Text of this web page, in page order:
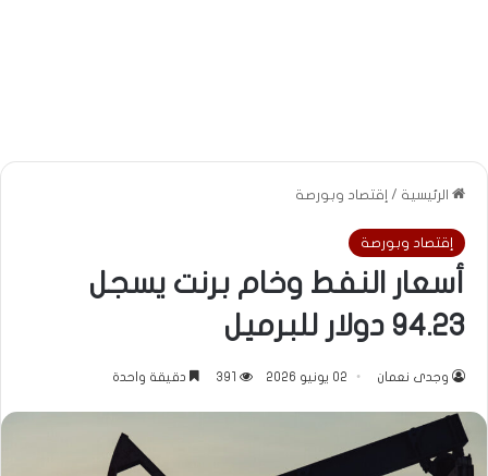
الرئيسية / إقتصاد وبورصة
إقتصاد وبورصة
أسعار النفط وخام برنت يسجل
94.23 دولار للبرميل
وجدى نعمان 02 يونيو 2026 391 دقيقة واحدة